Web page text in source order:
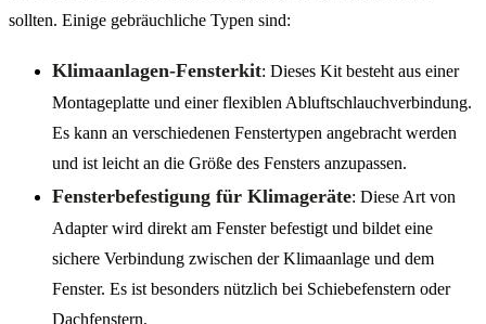
sollten. Einige gebräuchliche Typen sind:
Klimaanlagen-Fensterkit: Dieses Kit besteht aus einer
Montageplatte und einer flexiblen Abluftschlauchverbindung.
Es kann an verschiedenen Fenstertypen angebracht werden
und ist leicht an die Größe des Fensters anzupassen.
Fensterbefestigung für Klimageräte: Diese Art von
Adapter wird direkt am Fenster befestigt und bildet eine
sichere Verbindung zwischen der Klimaanlage und dem
Fenster. Es ist besonders nützlich bei Schiebefenstern oder
Dachfenstern.